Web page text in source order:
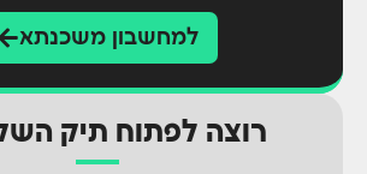
למחשבון משכנתא
רוצה לפתוח תיק